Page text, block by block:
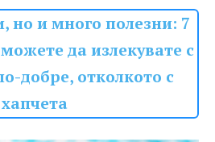
но и много полезни: 7
да излекувате с
добре, отколкото с
хапчета